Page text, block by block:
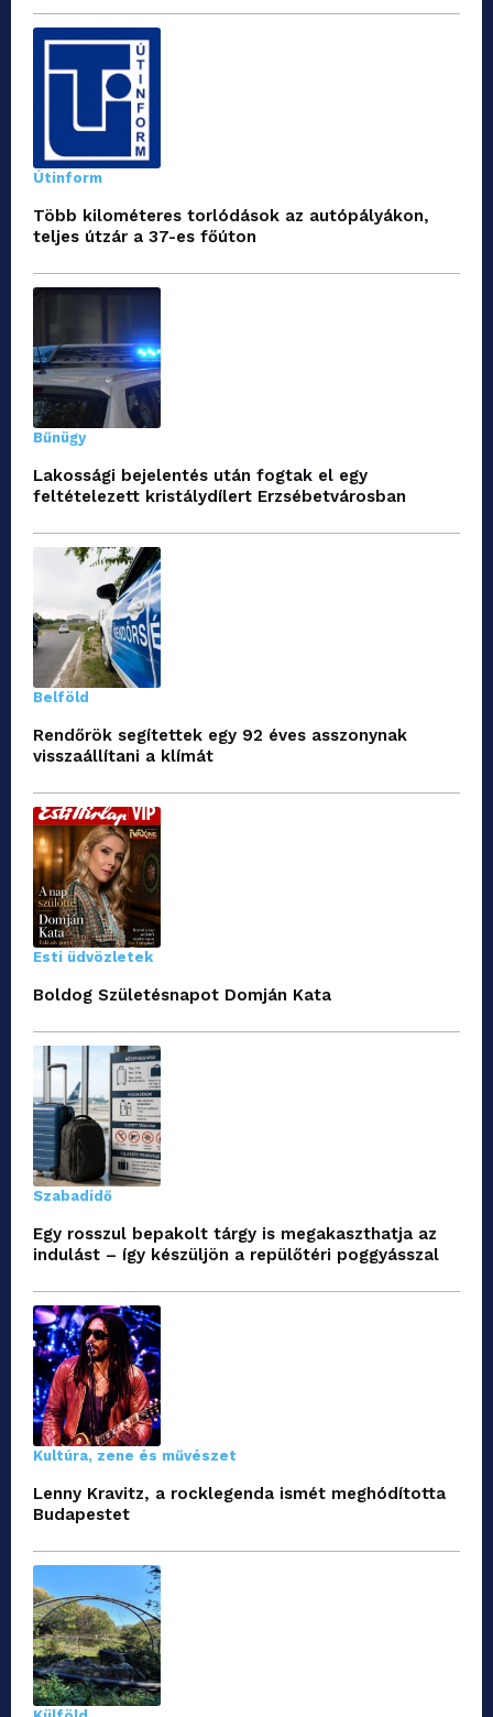
Útinform
Több kilométeres torlódások az autópályákon,
teljes útzár a 37-es főúton
Bűnügy
Lakossági bejelentés után fogtak el egy
feltételezett kristálydílert Erzsébetvárosban
Belföld
Rendőrök segítettek egy 92 éves asszonynak
visszaállítani a klímát
Esti üdvözletek
Boldog Születésnapot Domján Kata
Szabadidő
Egy rosszul bepakolt tárgy is megakaszthatja az
indulást – így készüljön a repülőtéri poggyásszal
Kultúra, zene és művészet
Lenny Kravitz, a rocklegenda ismét meghódította
Budapestet